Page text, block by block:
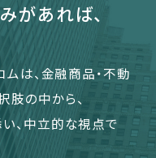
があれば、
ムは、金融商品・不動
肢の中から、
、中立的な視点で